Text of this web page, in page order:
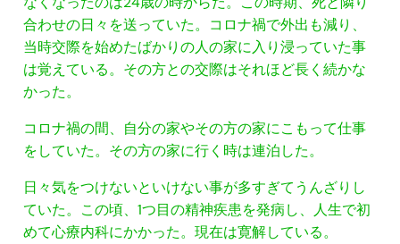
合わせの日々を送っていた。コロナ禍で外出も減り、
当時交際を始めたばかりの人の家に入り浸っていた事
は覚えている。その方との交際はそれほど長く続かな
かった。
コロナ禍の間、自分の家やその方の家にこもって仕事
をしていた。その方の家に行く時は連泊した。
日々気をつけないといけない事が多すぎてうんざりし
ていた。この頃、1つ目の精神疾患を発病し、人生で初
めて心療内科にかかった。現在は寛解している。